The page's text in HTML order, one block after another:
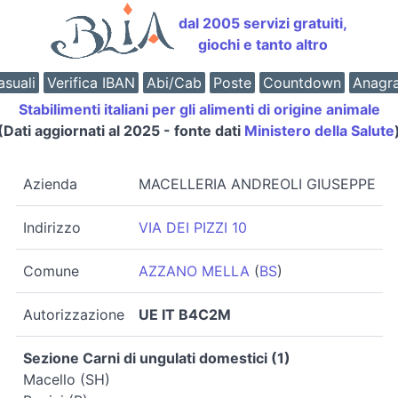
dal 2005 servizi gratuiti,
giochi e tanto altro
Verifica IBAN Abi/Cab Poste Countdown
Stabilimenti italiani per gli alimenti di origine animale
aggiornati al 2025 - fonte dati Ministero della Salute)
Azienda MACELLERIA ANDREOLI GIUSEPPE
Indirizzo VIA DEI PIZZI 10
Comune AZZANO MELLA(BS)
Autorizzazione UE IT B4C2M
Sezione Carni di ungulati domestici (1)
Macello (SH)